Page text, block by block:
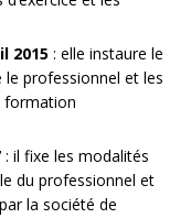
2015 : elle instaure le
le professionnel et les
formation
: il fixe les modalités
du professionnel et
la société de